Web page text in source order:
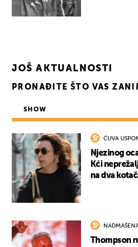
JOŠ AKTUALNOSTI
PRONAĐITE ŠTO VAS
SHOW
ČUVA
Njezinog
Kći
na dva
Thompson